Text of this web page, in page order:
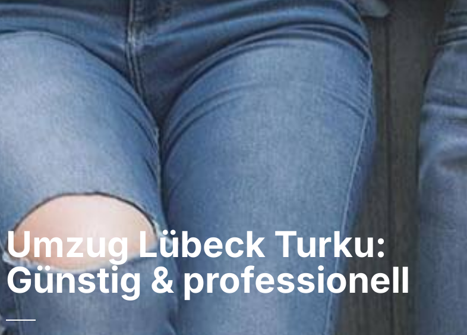
Umzug Lübeck​ Turku:
Günstig & professionell​